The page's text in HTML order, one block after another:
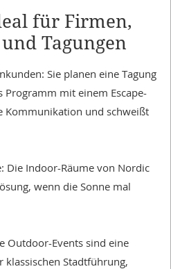
für Firmen,
Tagungen
Sie planen eine Tagung
Programm mit einem Escape-
Kommunikation und schweißt
Die Indoor-Räume von Nordic
wenn die Sonne mal
Outdoor-Events sind eine
Stadtführung,